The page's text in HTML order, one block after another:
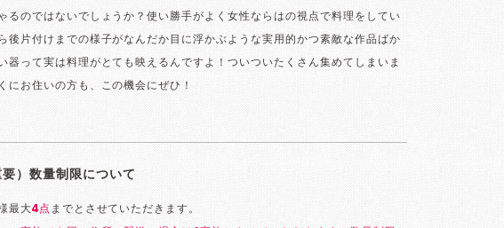
るのではないでしょうか？使い勝手がよく女性ならはの視点で料理をしてい
後片付けまでの様子がなんだか目に浮かぶような実用的かつ素敵な作品ばか
器って実は料理がとても映えるんですよ！ついついたくさん集めてしまいま
にお住いの方も、この機会にぜひ！
）数量制限について
最大4点 までとさせていただきます。